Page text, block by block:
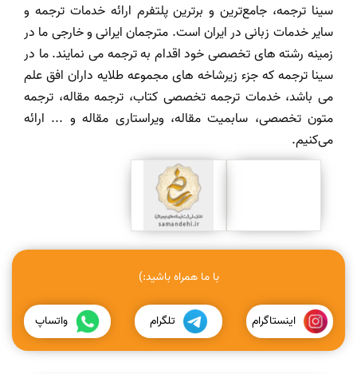
سینا ترجمه، جامع‌ترین و برترین پلتفرم ارائه خدمات ترجمه و
سایر خدمات زبانی در ایران است. مترجمان ایرانی و خارجی ما در
زمینه رشته های تخصصی خود اقدام به ترجمه می نمایند. ما در
سینا ترجمه که جزء زیرشاخه های مجموعه طلایه داران افق علم
می باشد، خدمات ترجمه تخصصی کتاب، ترجمه مقاله، ترجمه
متون تخصصی، سابمیت مقاله، ویراستاری مقاله و ... ارائه
می‌کنیم.
با ما همراه باشید:)
اینستاگرام تلگرام واتساپ